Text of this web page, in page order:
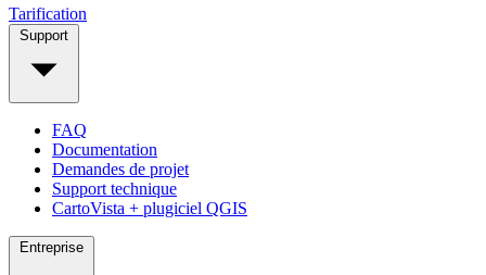
Tarification
FAQ
Documentation
Demandes de projet
Support technique
CartoVista + plugiciel QGIS